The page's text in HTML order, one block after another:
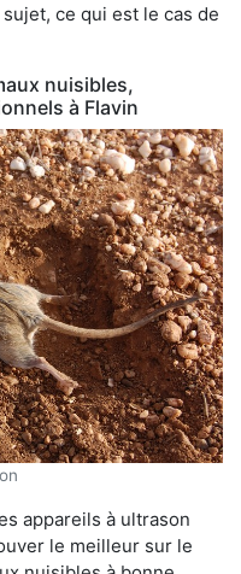
ce qui est le cas de
nuisibles,
à Flavin
appareils à ultrason
le meilleur sur le